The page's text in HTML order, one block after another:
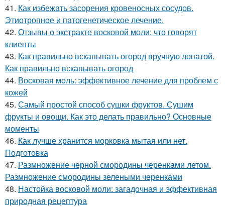
41. Как избежать засорения кровеносных сосудов.
Этиотропное и патогенетическое лечение.
42. Отзывы о экстракте восковой моли: что говорят
клиенты
43. Как правильно вскапывать огород вручную лопатой.
Как правильно вскапывать огород
44. Восковая моль: эффективное лечение для проблем с
кожей
45. Самый простой способ сушки фруктов. Сушим
фрукты и овощи. Как это делать правильно? Основные
моменты
46. Как лучше хранится морковка мытая или нет.
Подготовка
47. Размножение черной смородины черенками летом.
Размножение смородины зелеными черенками
48. Настойка восковой моли: загадочная и эффективная
природная рецептура